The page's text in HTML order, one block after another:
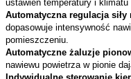
ustawień temperatury i klimatu
Automatyczna regulacja siły
dopasowuje intensywność
pomieszczeniu.
Automatyczne żaluzje
nawiewu powietrza w pionie